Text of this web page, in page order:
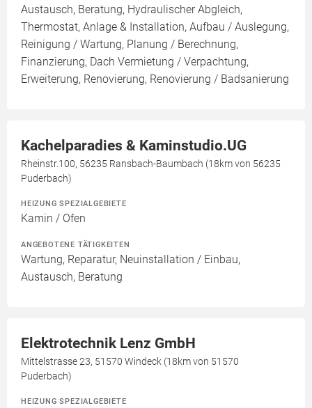
Austausch, Beratung, Hydraulischer Abgleich,
Thermostat, Anlage & Installation, Aufbau / Auslegung,
Reinigung / Wartung, Planung / Berechnung,
Finanzierung, Dach Vermietung / Verpachtung,
Erweiterung, Renovierung, Renovierung / Badsanierung
Kachelparadies & Kaminstudio.UG
Rheinstr.100, 56235 Ransbach-Baumbach (18km von 56235
Puderbach)
HEIZUNG SPEZIALGEBIETE
Kamin / Ofen
ANGEBOTENE TÄTIGKEITEN
Wartung, Reparatur, Neuinstallation / Einbau,
Austausch, Beratung
Elektrotechnik Lenz GmbH
Mittelstrasse 23, 51570 Windeck (18km von 51570
Puderbach)
HEIZUNG SPEZIALGEBIETE